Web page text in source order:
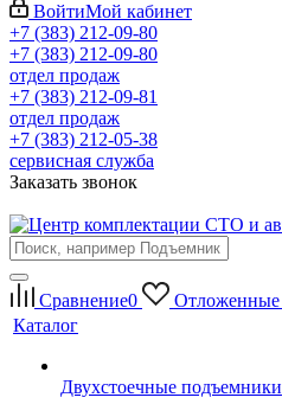
ВойтиМой кабинет
+7 (383) 212-09-80
+7 (383) 212-09-80
отдел продаж
+7 (383) 212-09-81
отдел продаж
+7 (383) 212-05-38
сервисная служба
Заказать звонок
Сравнение0 Отложенные
Каталог
Двухстоечные подъемники